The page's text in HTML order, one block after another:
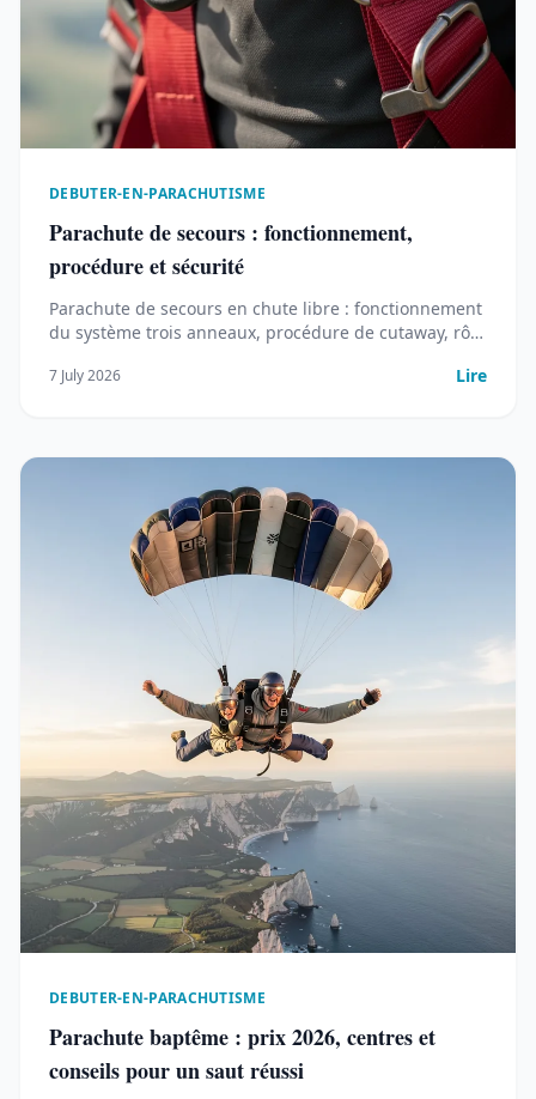
DEBUTER-EN-PARACHUTISME
Parachute de secours : fonctionnement,
procédure et sécurité
Parachute de secours en chute libre : fonctionnement
du système trois anneaux, procédure de cutaway, rôle
en France.
7 July 2026 Lire
DEBUTER-EN-PARACHUTISME
Parachute baptême : prix 2026, centres et
conseils pour un saut réussi